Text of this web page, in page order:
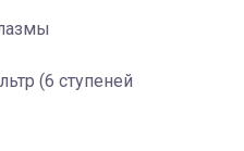
(6 ступеней